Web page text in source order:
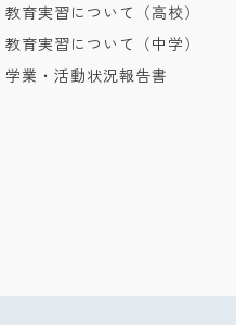
教育実習について（高校）
教育実習について（中学）
学業・活動状況報告書